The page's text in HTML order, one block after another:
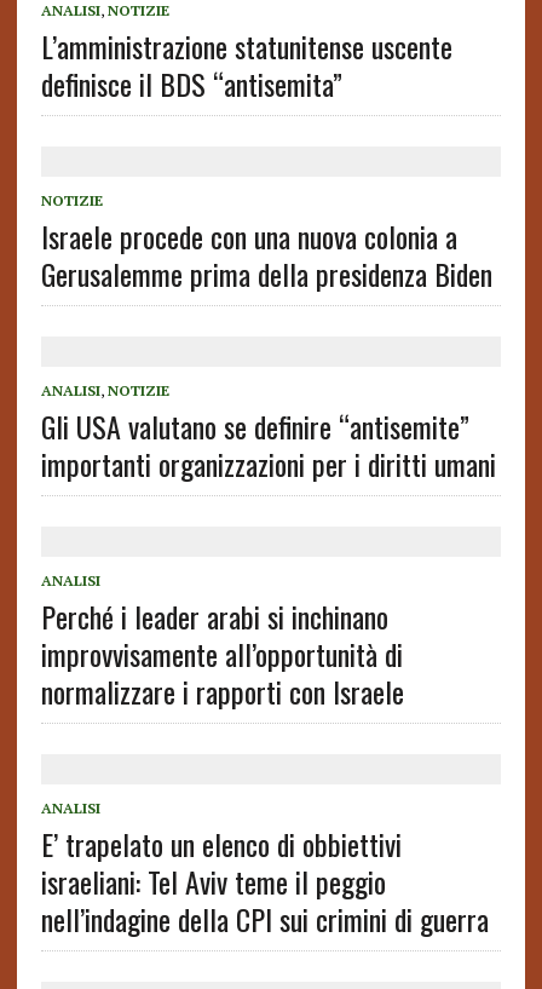
ANALISI, NOTIZIE
L’amministrazione statunitense uscente
definisce il BDS “antisemita”
NOTIZIE
Israele procede con una nuova colonia a
Gerusalemme prima della presidenza Biden
ANALISI, NOTIZIE
Gli USA valutano se definire “antisemite”
importanti organizzazioni per i diritti umani
ANALISI
Perché i leader arabi si inchinano
improvvisamente all’opportunità di
normalizzare i rapporti con Israele
ANALISI
E’ trapelato un elenco di obbiettivi
israeliani: Tel Aviv teme il peggio
nell’indagine della CPI sui crimini di guerra